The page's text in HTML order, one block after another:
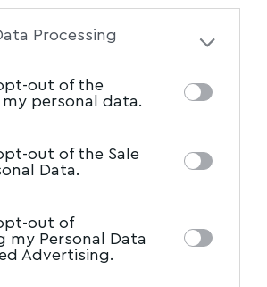
of your personal
participants. This
also be disclosed by us to
may further disclose it to
Processing
out of the
personal data.
out of the Sale
Data.
out of
my Personal Data
Advertising.